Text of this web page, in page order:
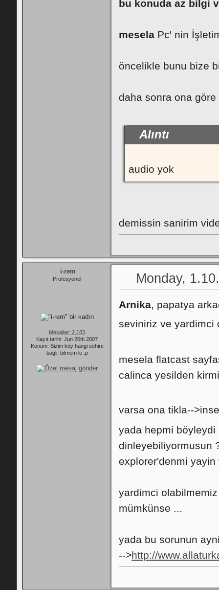
bu konuda az bilgi
mesela Pc' nin
öncelikle bunu bize
daha sonra ona
Alıntı
audio yok
demissin sanirim
i-rem
Profesyonel
Mesajlar: 2,183
Kayıt tarihi: Jun 26th 2007
Konum: Bizim köy hangi sehire
bagli, bilmem ki :p
Monday,
Arnika, papatya
seviniriz ve
mesela flatcast
calinca yesilden
varsa ona tikla--
yada hepmi
dinleyebiliyormusun
explorer'denmi
yardimci
mümkünse ...
yada bu sorunun
-->http://